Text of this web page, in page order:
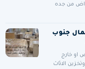
من جده
عفش بالرياض 0506688227 شمال جنوب
او خارج
الاثاث